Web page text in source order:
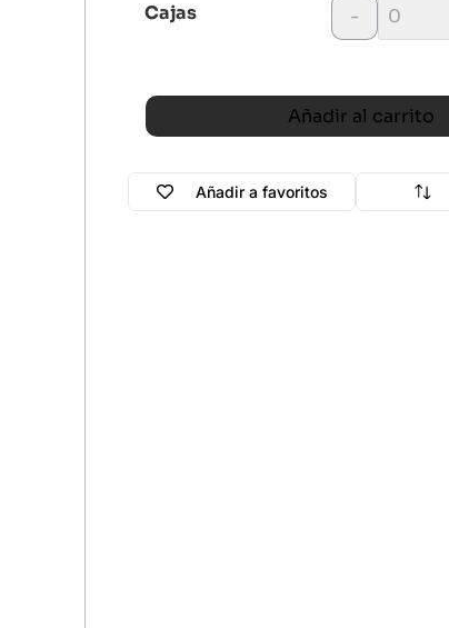
Cajas -
Añadir al carrito
Añadir a favoritos